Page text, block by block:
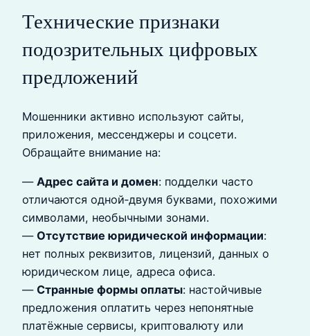
Технические признаки
подозрительных цифровых
предложений
Мошенники активно используют сайты,
приложения, мессенджеры и соцсети.
Обращайте внимание на:
— Адрес сайта и домен: подделки часто
отличаются одной‑двумя буквами, похожими
символами, необычными зонами.
— Отсутствие юридической информации:
нет полных реквизитов, лицензий, данных о
юридическом лице, адреса офиса.
— Странные формы оплаты: настойчивые
предложения оплатить через непонятные
платёжные сервисы, криптовалюту или